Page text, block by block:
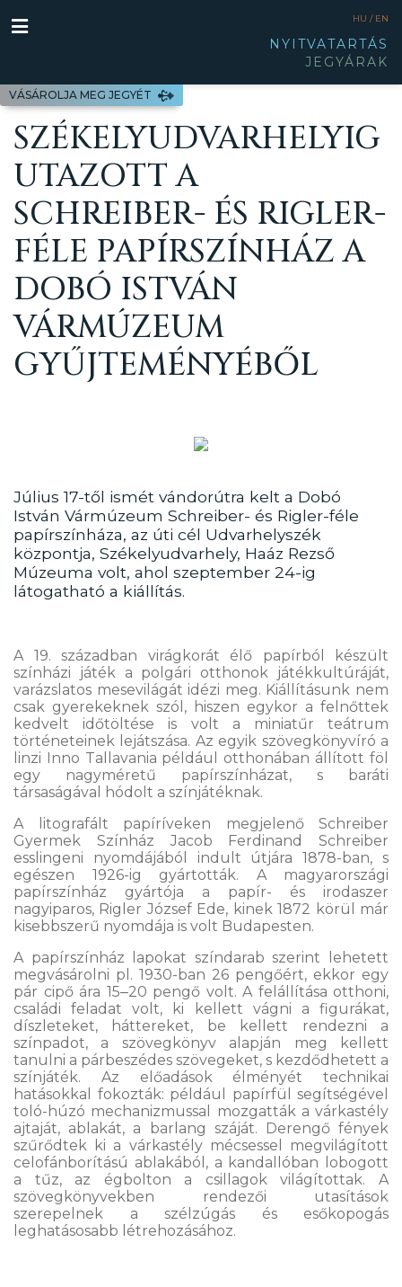
VÁSÁROLJA MEG JEGYÉT
HU / EN
NYITVATARTÁS
JEGYÁRAK
SZÉKELYUDVARHELYIG
UTAZOTT A
SCHREIBER- ÉS RIGLER-
FÉLE PAPÍRSZÍNHÁZ A
DOBÓ ISTVÁN
VÁRMÚZEUM
GYŰJTEMÉNYÉBŐL
Július 17-től ismét vándorútra kelt a Dobó
István Vármúzeum Schreiber- és Rigler-féle
papírszínháza, az úti cél Udvarhelyszék
központja, Székelyudvarhely, Haáz Rezső
Múzeuma volt, ahol szeptember 24-ig
látogatható a kiállítás.
A 19. században virágkorát élő papírból készült
színházi játék a polgári otthonok játékkultúráját,
varázslatos mesevilágát idézi meg. Kiállításunk nem
csak gyerekeknek szól, hiszen egykor a felnőttek
kedvelt időtöltése is volt a miniatűr teátrum
történeteinek lejátszása. Az egyik szövegkönyvíró a
linzi Inno Tallavania például otthonában állított föl
egy nagyméretű papírszínházat, s baráti
társaságával hódolt a színjátéknak.
A litografált papíríveken megjelenő Schreiber
Gyermek Színház Jacob Ferdinand Schreiber
esslingeni nyomdájából indult útjára 1878-ban, s
egészen 1926-ig gyártották. A magyarországi
papírszínház gyártója a papír- és irodaszer
nagyiparos, Rigler József Ede, kinek 1872 körül már
kisebbszerű nyomdája is volt Budapesten.
A papírszínház lapokat színdarab szerint lehetett
megvásárolni pl. 1930-ban 26 pengőért, ekkor egy
pár cipő ára 15‒20 pengő volt. A felállítása otthoni,
családi feladat volt, ki kellett vágni a figurákat,
díszleteket, háttereket, be kellett rendezni a
színpadot, a szövegkönyv alapján meg kellett
tanulni a párbeszédes szövegeket, s kezdődhetett a
színjáték. Az előadások élményét technikai
hatásokkal fokozták: például papírfül segítségével
toló-húzó mechanizmussal mozgatták a várkastély
ajtaját, ablakát, a barlang száját. Derengő fények
szűrődtek ki a várkastély mécsessel megvilágított
celofánborítású ablakából, a kandallóban lobogott
a tűz, az égbolton a csillagok világítottak. A
szövegkönyvekben rendezői utasítások
szerepelnek a szélzúgás és esőkopogás
leghatásosabb létrehozásához.